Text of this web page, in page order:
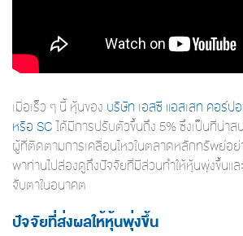
เมื่อเร็ว ๆ นี้ หุ้นของ บริษัท เอสซี แอสเสท คอร์ป
หรือ SCได้มีการปรับตัวขึ้นถึง 5% ซึ่งเป็นที่น่าส
ผู้ที่ติดตามการเคลื่อนไหวในตลาดหลักทรัพย์อย่
พาท่านไปส่องดูถึงปัจจัยที่มีส่วนทำให้หุ้นพุ่งขึ้นแ
จับตาในอนาคต
ปัจจัยที่ส่งผลให้หุ้นพุ่งขึ้น